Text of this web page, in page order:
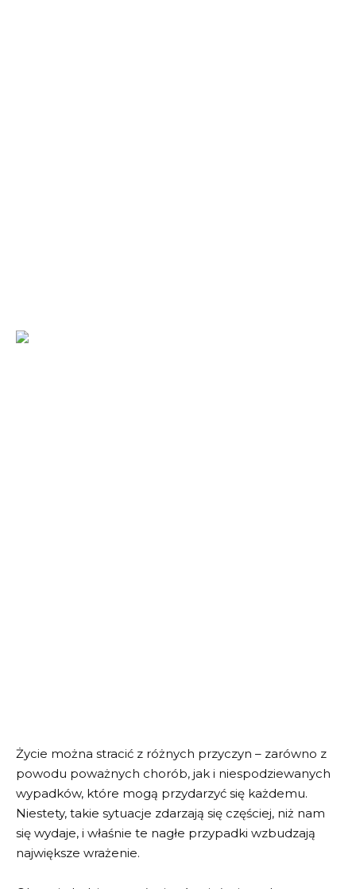
Życie można stracić z różnych przyczyn – zarówno z
powodu poważnych chorób, jak i niespodziewanych
wypadków, które mogą przydarzyć się każdemu.
Niestety, takie sytuacje zdarzają się częściej, niż nam
się wydaje, i właśnie te nagłe przypadki wzbudzają
największe wrażenie.